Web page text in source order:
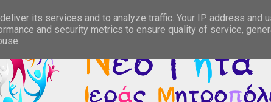
its services and to analyze traffic. Your IP address and
and security metrics to ensure quality of service,